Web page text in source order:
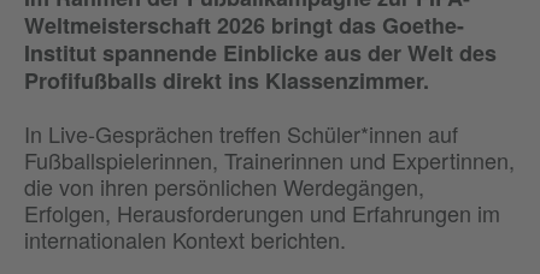
Weltmeisterschaft 2026 bringt das Goethe-
Institut spannende Einblicke aus der Welt des
Profifußballs direkt ins Klassenzimmer.
In Live-Gesprächen treffen Schüler*innen auf
Fußballspielerinnen, Trainerinnen und Expertinnen,
die von ihren persönlichen Werdegängen,
Erfolgen, Herausforderungen und Erfahrungen im
internationalen Kontext berichten.